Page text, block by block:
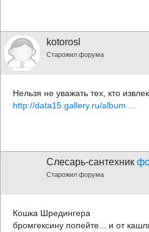
kotorosl
Старожил форума
Нельзя не уважать тех, кто
http://data15.gallery.ru/album ...
Слесарь-сантехник
Старожил форума
Кошка Шредингера
бромгексину попейте... и от